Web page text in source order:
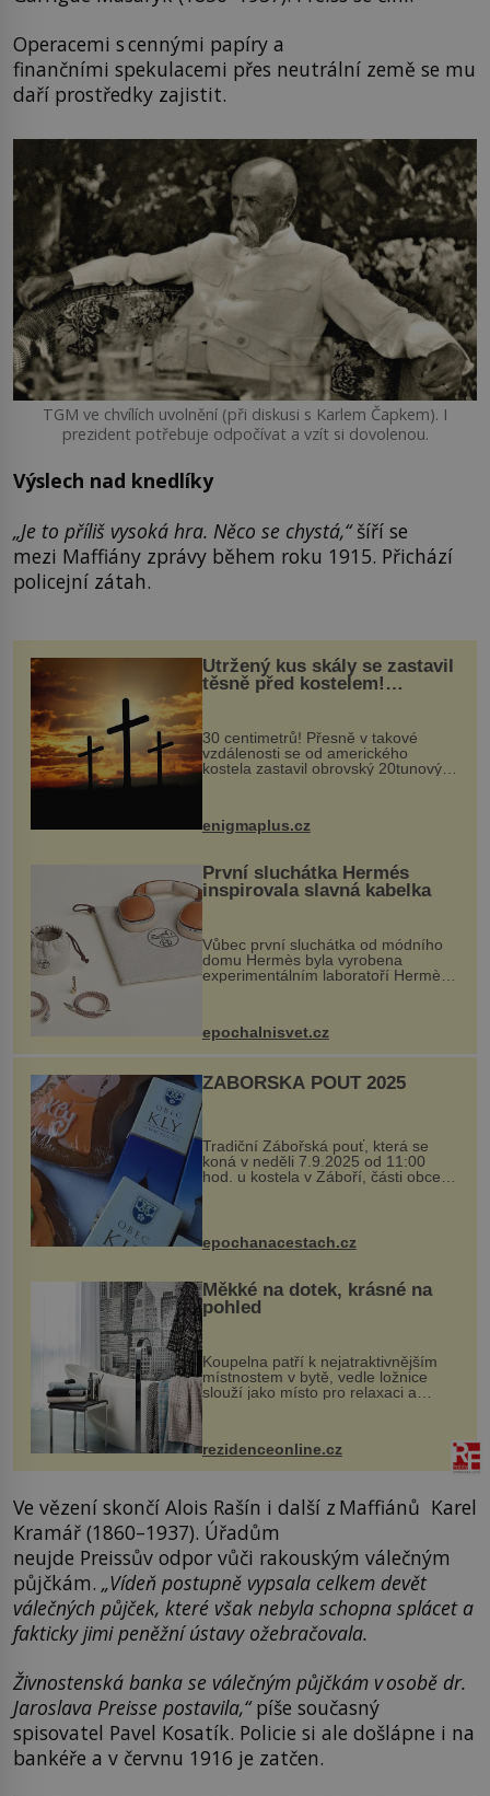
Operacemi s cennými papíry a
finančními spekulacemi přes neutrální země se mu
daří prostředky zajistit.
TGM ve chvílích uvolnění (při diskusi s Karlem Čapkem). I
prezident potřebuje odpočívat a vzít si dovolenou.
Výslech nad knedlíky
„Je to příliš vysoká hra. Něco se chystá,“šíří se
mezi Maffiány zprávy během roku 1915. Přichází
policejní zátah.
Utržený kus skály se zastavil
těsně před kostelem!
Ochránila ho boží síla?
30 centimetrů! Přesně v takové
vzdálenosti se od amerického
kostela zastavil obrovský 20tunový
...
enigmaplus.cz
První sluchátka Hermés
inspirovala slavná kabelka
Vůbec první sluchátka od módního
domu Hermès byla vyrobena
experimentálním laboratoří Hermès
kovový...
epochalnisvet.cz
ZÁBOŘSKÁ POUŤ 2025
Tradiční Zábořská pouť, která se
koná v neděli 7.9.2025 od 11:00
hod. u kostela v Záboří, části obce
Kly u Mělníka. V programu naleznete
komentovanou prohlídku kostela,
epochanacestach.cz
Měkké na dotek, krásné na
pohled
Koupelna patří k nejatraktivnějším
místnostem v bytě, vedle ložnice
slouží jako místo pro relaxaci a
odpočinek. Koupelnový textil –
ručníky, osušky a koberečky –
mohou jako mávnutím kouzelného
proutku...
rezidenceonline.cz
Ve vězení skončí Alois Rašín i další z Maffiánů Karel
Kramář (1860–1937). Úřadům
neujde Preissův odpor vůči rakouským válečným
půjčkám. „Vídeň postupně vypsala celkem devět
válečných půjček, které však nebyla schopna splácet a
fakticky jimi peněžní ústavy ožebračovala.
Živnostenská banka se válečným půjčkám v osobě dr.
Jaroslava Preisse postavila,“píše současný
spisovatel Pavel Kosatík. Policie si ale došlápne i na
bankéře a v červnu 1916 je zatčen.